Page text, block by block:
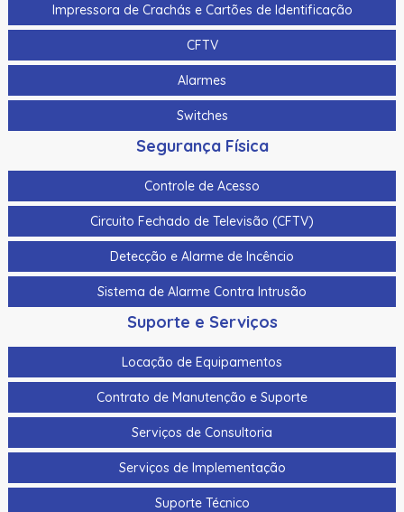
Impressora de Crachás e Cartões de Identificação
CFTV
Alarmes
Switches
Segurança Física
Controle de Acesso
Circuito Fechado de Televisão (CFTV)
Detecção e Alarme de Incêncio
Sistema de Alarme Contra Intrusão
Suporte e Serviços
Locação de Equipamentos
Contrato de Manutenção e Suporte
Serviços de Consultoria
Serviços de Implementação
Suporte Técnico